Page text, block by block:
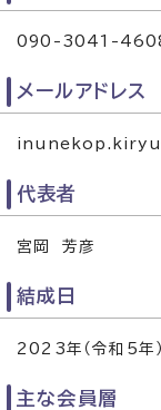
090-3041-
メールアドレス
代表者
宮岡 芳彦
結成日
2023年（令和5年
主な会員層